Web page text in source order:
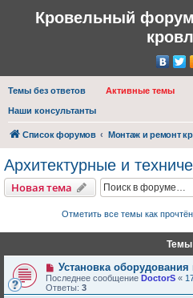
Кровельный
Темы без ответов Активные темы
Наши консультанты
Список форумов
Архитектурные и
Новая тема
Отметить все темы как
Темы
Установка
Последнее сообщение DoctorS «
Ответы: 3